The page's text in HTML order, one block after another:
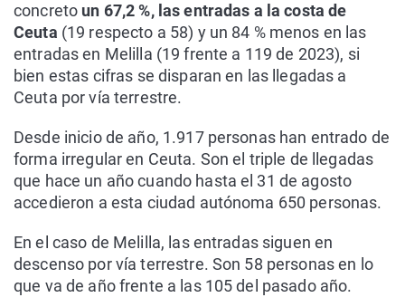
concreto un 67,2 %, las entradas a la costa de
Ceuta (19 respecto a 58) y un 84 % menos en las
entradas en Melilla (19 frente a 119 de 2023), si
bien estas cifras se disparan en las llegadas a
Ceuta por vía terrestre.
Desde inicio de año, 1.917 personas han entrado de
forma irregular en Ceuta. Son el triple de llegadas
que hace un año cuando hasta el 31 de agosto
accedieron a esta ciudad autónoma 650 personas.
En el caso de Melilla, las entradas siguen en
descenso por vía terrestre. Son 58 personas en lo
que va de año frente a las 105 del pasado año.